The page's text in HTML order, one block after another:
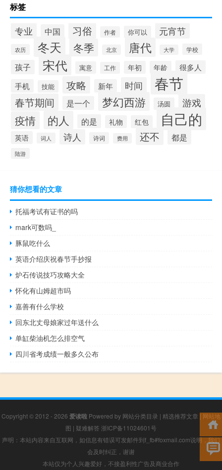
标签
专业 中国 习俗 作者 你可以 元宵节
农历 冬天 冬季 北京 唐代 大学 学校
孩子 宋代 寓意 工作 年初 年龄
很多人
手机
技能 攻略 新年 时间 春节
春节期间 是一个 梦幻西游 汤圆 游戏
疫情 的人 的是 礼物 红包 自己的
英语 词人 诗人 诗词 费用 还不 都是
陆游
猜你想看的文章
托福考试有证书的吗
mark可数吗_
豚鼠吃什么
英语介绍庆祝春节手抄报
炉石传说技巧攻略大全
怀化有山姆超市吗
嘉善有什么学校
回东北丈母娘家过年送什么
单缸柴油机怎么排空气
四川省考成绩一般多久公布
Copyright © 2012 - 2026 爱读啦 Powered by 网站分类目录 | 精选推荐文章 | 网站地
图 | 疑难解答 浙ICP备11024601号
声明：本站内容来自互联网，如信息有错误可发邮件到f_fb#foxmail.com说明，我们
会及时纠正，谢谢
本站仅为个人兴趣爱好，不接盈利性广告及商业合作